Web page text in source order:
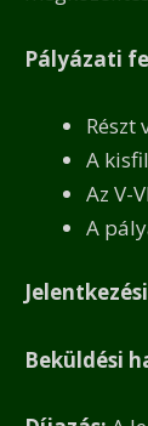
Pályázati
A
Az V-
A
Beküldési